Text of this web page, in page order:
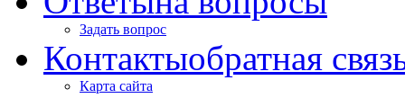
Задать вопрос
Контактыобратная
Карта сайта